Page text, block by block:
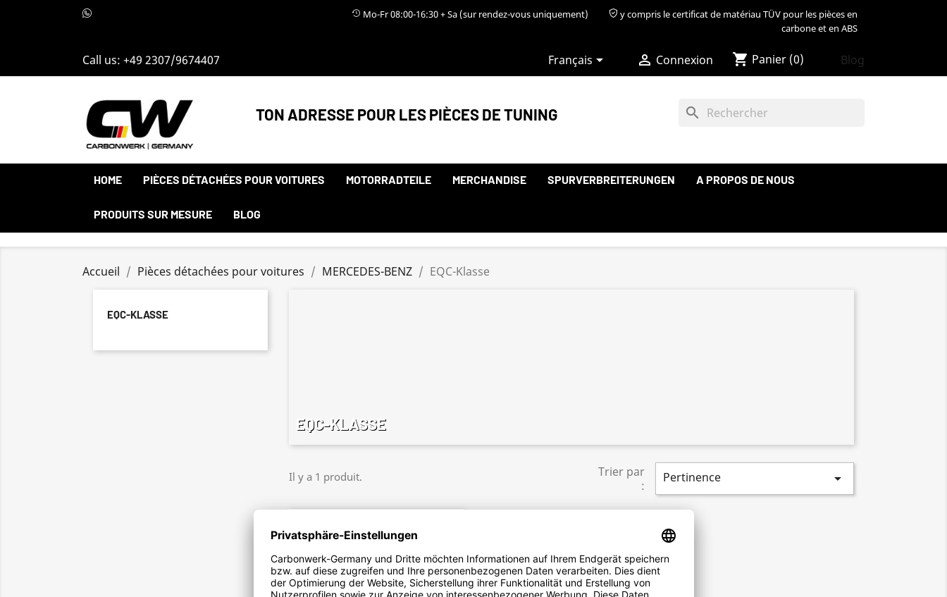
Mo-Fr 08:00-16:30 + Sa (sur rendez-vous uniquement)
y compris le certificat de matériau TÜV pour les pièces en
carbone et en ABS
Call us: +49 2307/9674407 Français  Connexion shopping_cart Panier (0) Blog
TON ADRESSE POUR LES PIÈCES DE TUNING search
HOME PIÈCES DÉTACHÉES POUR VOITURES MOTORRADTEILE MERCHANDISE SPURVERBREITERUNGEN A PROPOS DE NOUS
PRODUITS SUR MESURE BLOG
Accueil Pièces détachées pour voitures MERCEDES-BENZ EQC-Klasse
EQC-KLASSE
EQC-KLASSE
Il y a 1 produit.
Trier par
:
Pertinence 